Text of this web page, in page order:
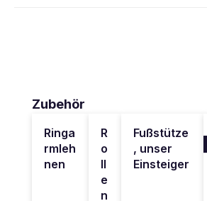
Produktgalerie überspringen
Zubehör
Ringa
rmleh
nen
R
o
ll
e
n
Fußstütze
, unser
Einsteiger